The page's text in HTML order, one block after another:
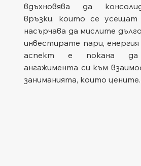
вдъхновява да
връзки, които се усещат
насърчава да мислите
инвестирате пари, енергия
аспект е покана да
ангажимента си към
заниманията, които цените.